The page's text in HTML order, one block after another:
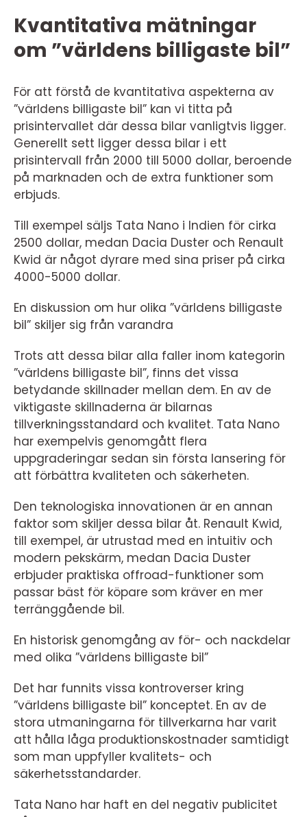
Kvantitativa mätningar
om ”världens billigaste bil”
För att förstå de kvantitativa aspekterna av
”världens billigaste bil” kan vi titta på
prisintervallet där dessa bilar vanligtvis ligger.
Generellt sett ligger dessa bilar i ett
prisintervall från 2000 till 5000 dollar, beroende
på marknaden och de extra funktioner som
erbjuds.
Till exempel säljs Tata Nano i Indien för cirka
2500 dollar, medan Dacia Duster och Renault
Kwid är något dyrare med sina priser på cirka
4000-5000 dollar.
En diskussion om hur olika ”världens billigaste
bil” skiljer sig från varandra
Trots att dessa bilar alla faller inom kategorin
”världens billigaste bil”, finns det vissa
betydande skillnader mellan dem. En av de
viktigaste skillnaderna är bilarnas
tillverkningsstandard och kvalitet. Tata Nano
har exempelvis genomgått flera
uppgraderingar sedan sin första lansering för
att förbättra kvaliteten och säkerheten.
Den teknologiska innovationen är en annan
faktor som skiljer dessa bilar åt. Renault Kwid,
till exempel, är utrustad med en intuitiv och
modern pekskärm, medan Dacia Duster
erbjuder praktiska offroad-funktioner som
passar bäst för köpare som kräver en mer
terränggående bil.
En historisk genomgång av för- och nackdelar
med olika ”världens billigaste bil”
Det har funnits vissa kontroverser kring
”världens billigaste bil” konceptet. En av de
stora utmaningarna för tillverkarna har varit
att hålla låga produktionskostnader samtidigt
som man uppfyller kvalitets- och
säkerhetsstandarder.
Tata Nano har haft en del negativ publicitet